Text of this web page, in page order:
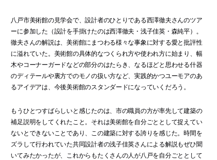
八戸市美術館の見学会で、設計者のひとりである西澤徹夫さんのツア
ーに参加した（設計を手掛けたのは西澤徹夫・浅子佳英・森純平）。
徹夫さんの解説は、美術館にまつわる様々な事象に対する愛と批評性
に溢れていた。美術館の具体的なつくられ方や使われ方に始まり、幅
木やコーナーガードなどの部分のはたらき、なるほどと思わせる什器
のディテールや裏方でのモノの扱い方など、実践的かつユーモアのあ
るアイデアは、今後美術館のスタンダードになっていくだろう。
もうひとつすばらしいと感じたのは、市の職員の方が率先して建築の
補足説明をしてくれたこと。それは美術館を自分ごととして捉えてい
ないとできないことであり、この建築に対する誇りを感じた。時間を
ズラして行われていた共同設計者の浅子佳英さんによる解説もぜひ聞
いてみたかったが、これからもたくさんの人が八戸を自分ごととして